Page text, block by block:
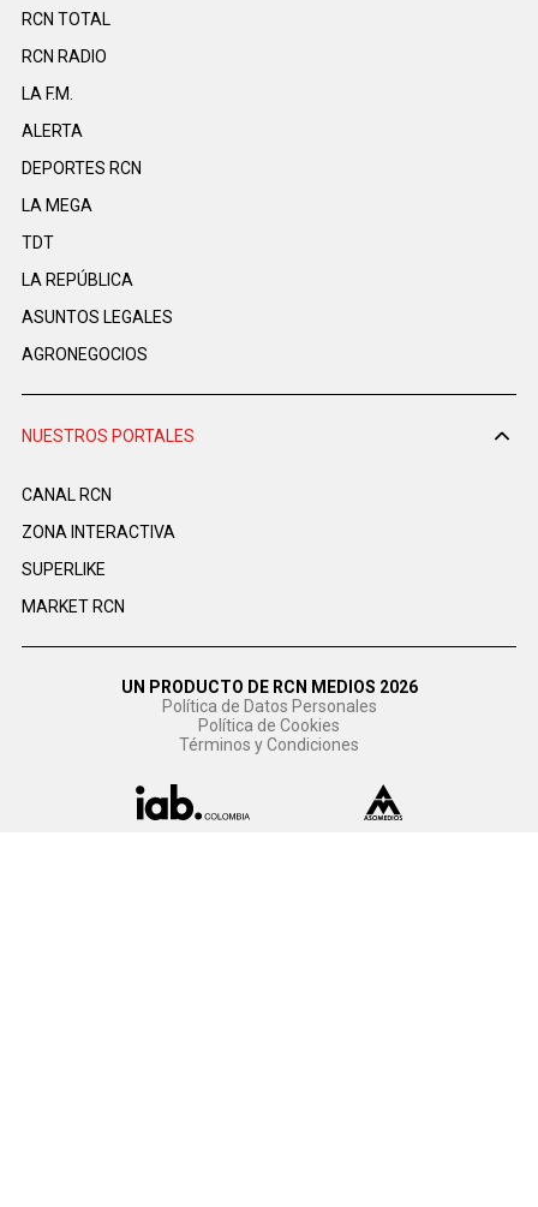
RCN TOTAL
RCN RADIO
LA F.M.
ALERTA
DEPORTES RCN
LA MEGA
TDT
LA REPÚBLICA
ASUNTOS LEGALES
AGRONEGOCIOS
NUESTROS PORTALES
CANAL RCN
ZONA INTERACTIVA
SUPERLIKE
MARKET RCN
UN PRODUCTO DE RCN MEDIOS 2026
Política de Datos Personales
Política de Cookies
Términos y Condiciones